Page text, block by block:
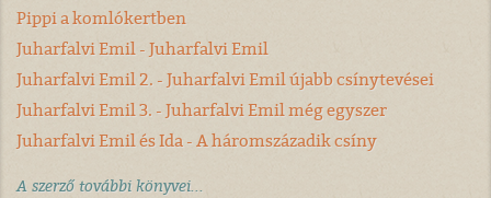
Pippi a komlókertben
Juharfalvi Emil - Juharfalvi Emil
Juharfalvi Emil 2. - Juharfalvi Emil újabb csínytevései
Juharfalvi Emil 3. - Juharfalvi Emil még egyszer
Juharfalvi Emil és Ida - A háromszázadik csíny
A szerző további könyvei...